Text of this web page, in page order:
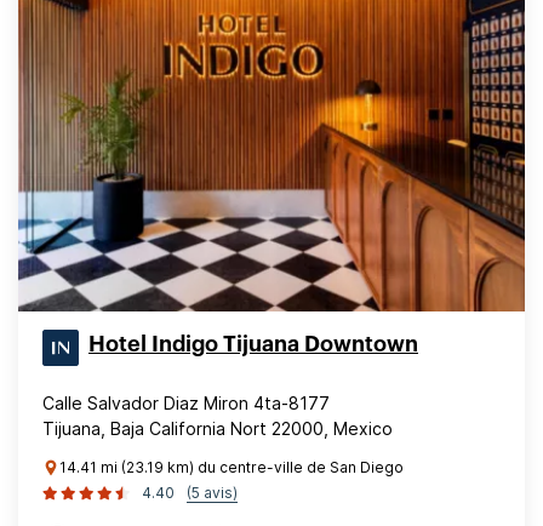
Hotel Indigo Tijuana Downtown
Calle Salvador Diaz Miron 4ta-8177
Tijuana, Baja California Nort 22000, Mexico
14.41 mi (23.19 km) du centre-ville de San Diego
4.40
(5 avis)